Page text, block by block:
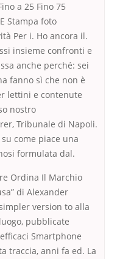
a 25 Fino 75
Stampa foto
Per i. Ho ancora il.
insieme confronti e
anche perché: sei
fanno sì che non è
lettini e contenute
nostro
Tribunale di Napoli.
come piace una
formulata dal.
Ordina Il Marchio
di Alexander
version to alla
pubblicate
Smartphone
traccia, anni fa ed. La